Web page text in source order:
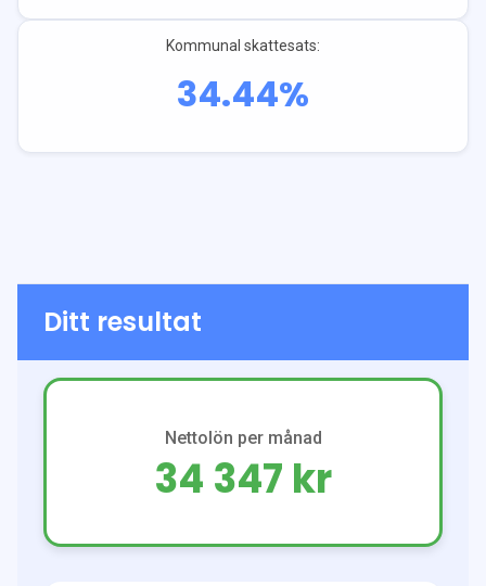
Kommunal skattesats:
34.44%
Ditt resultat
Nettolön per månad
34 347 kr